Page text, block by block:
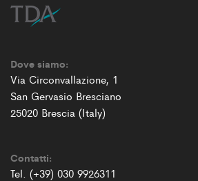
Dove siamo:
Via Circonvallazione, 1
San Gervasio Bresciano
25020 Brescia (Italy)
Contatti:
Tel. (+39) 030 9926311